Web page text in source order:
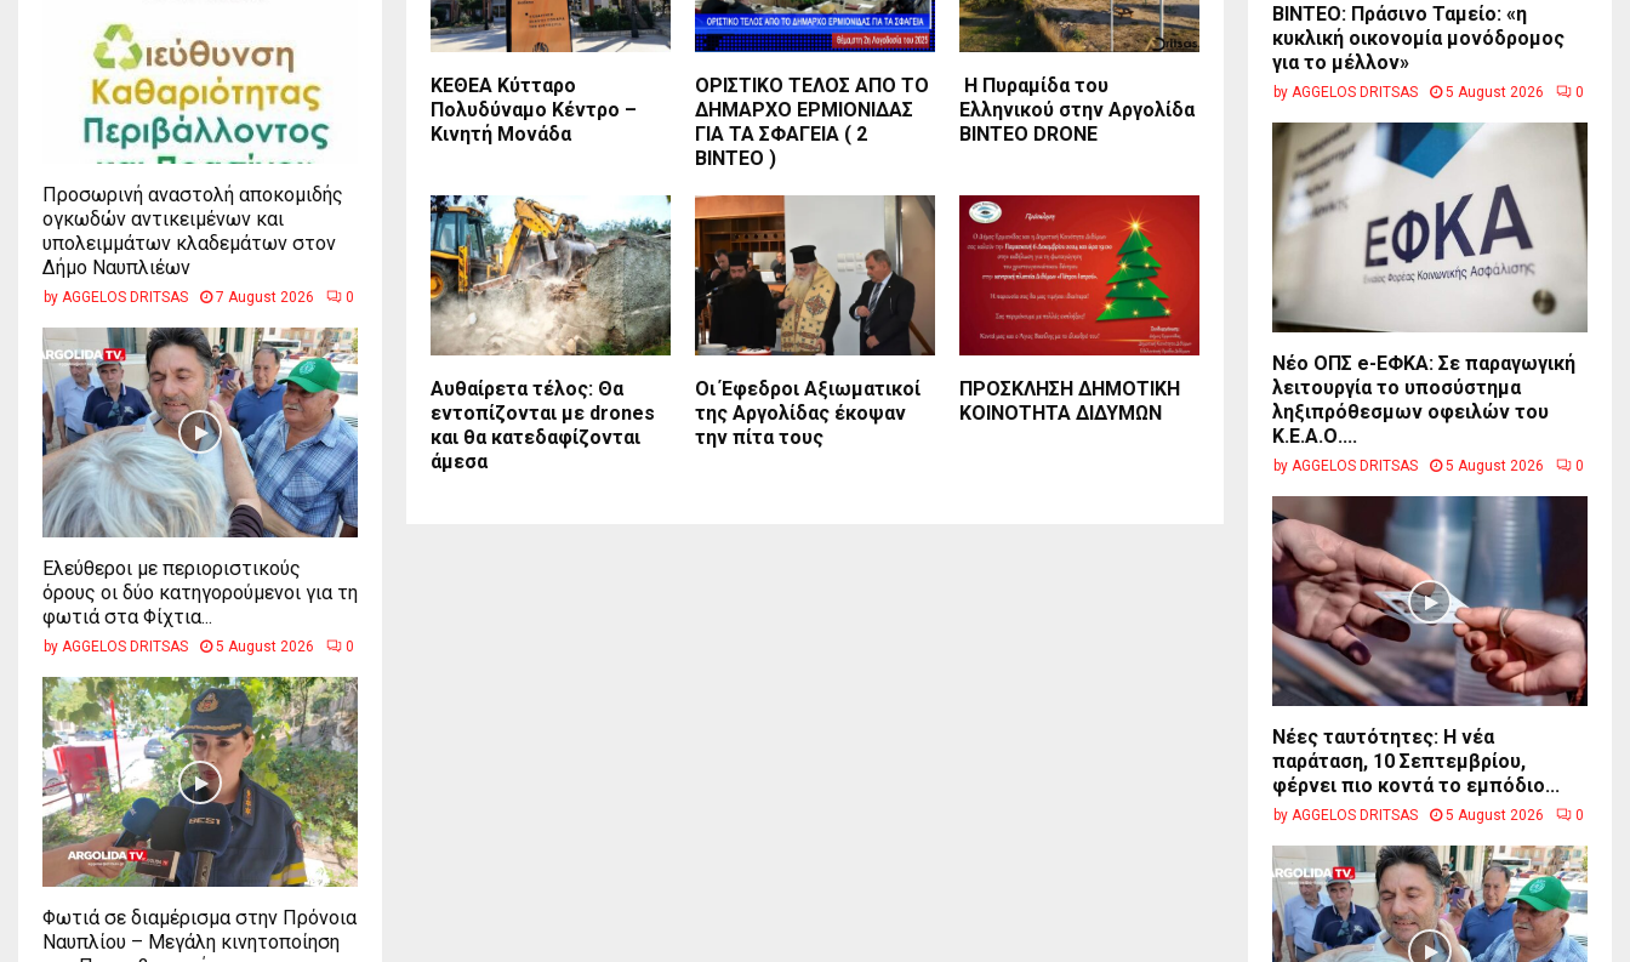
ΚΕΘΕΑ Κύτταρο
Πολυδύναμο Κέντρο –
Κινητή Μονάδα
ΟΡΙΣΤΙΚΟ ΤΕΛΟΣ ΑΠΟ ΤΟ
ΔΗΜΑΡΧΟ ΕΡΜΙΟΝΙΔΑΣ
ΓΙΑ ΤΑ ΣΦΑΓΕΙΑ ( 2
ΒΙΝΤΕΟ )
Η Πυραμίδα του
Ελληνικού στην Αργολίδα
BINTEO DRONE
Αυθαίρετα τέλος: Θα
εντοπίζονται με drones
και θα κατεδαφίζονται
άμεσα
Οι Έφεδροι Αξιωματικοί
της Αργολίδας έκοψαν
την πίτα τους
ΠΡΟΣΚΛΗΣΗ ΔΗΜΟΤΙΚΗ
ΚΟΙΝΟΤΗΤΑ ΔΙΔΥΜΩΝ
Προσωρινή αναστολή αποκομιδής
ογκωδών αντικειμένων και
υπολειμμάτων κλαδεμάτων στον
Δήμο Ναυπλιέων
by AGGELOS DRITSAS 7 August 2026 0
Ελεύθεροι με περιοριστικούς
όρους οι δύο κατηγορούμενοι για τη
φωτιά στα Φίχτια...
by AGGELOS DRITSAS 5 August 2026 0
Φωτιά σε διαμέρισμα στην Πρόνοια
Ναυπλίου – Μεγάλη κινητοποίηση
BINTEO: Πράσινο Ταμείο: «η
κυκλική οικονομία μονόδρομος
για το μέλλον»
by AGGELOS DRITSAS 5 August 2026 0
Νέο ΟΠΣ e-ΕΦΚΑ: Σε παραγωγική
λειτουργία το υποσύστημα
ληξιπρόθεσμων οφειλών του
Κ.Ε.Α.Ο....
by AGGELOS DRITSAS 5 August 2026 0
Νέες ταυτότητες: Η νέα
παράταση, 10 Σεπτεμβρίου,
φέρνει πιο κοντά το εμπόδιο...
by AGGELOS DRITSAS 5 August 2026 0